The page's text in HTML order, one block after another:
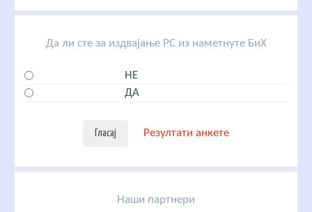
Да ли сте за издвајање РС из наметнуте БиХ
НЕ
ДА
Резултати анкете
Наши партнери